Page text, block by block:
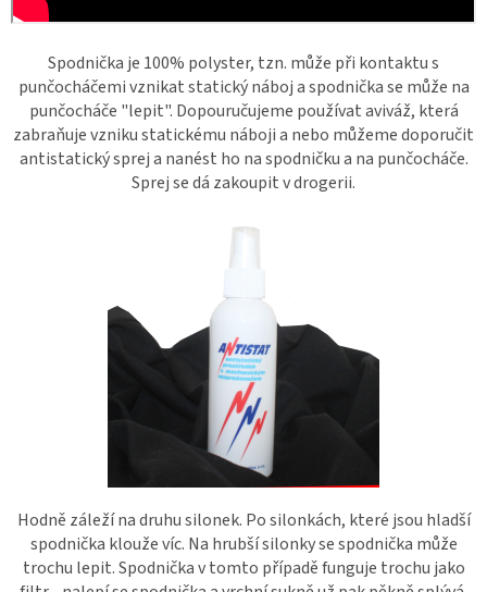
Spodnička je 100% polyster, tzn. může při kontaktu s
punčocháčemi vznikat statický náboj a spodnička se může na
punčocháče "lepit". Dopouručujeme používat aviváž, která
zabraňuje vzniku statickému náboji a nebo můžeme doporučit
antistatický sprej a nanést ho na spodničku a na punčocháče.
Sprej se dá zakoupit v drogerii.
Hodně záleží na druhu silonek. Po silonkách, které jsou hladší
spodnička klouže víc. Na hrubší silonky se spodnička může
trochu lepit. Spodnička v tomto případě funguje trochu jako